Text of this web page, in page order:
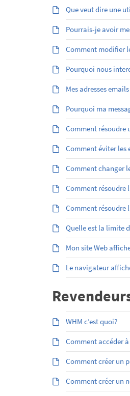
Que veut dire une
Pourrais-je avoir
Comment modifier
Pourquoi nous
Mes adresses
Pourquoi ma
Comment résoudre
Comment éviter les
Comment changer
Comment résoudre
Comment résoudre
Quelle est la limite
Mon site Web
Le navigateur
WHM c’est quoi?
Comment accéder à
Comment créer un
Comment créer un